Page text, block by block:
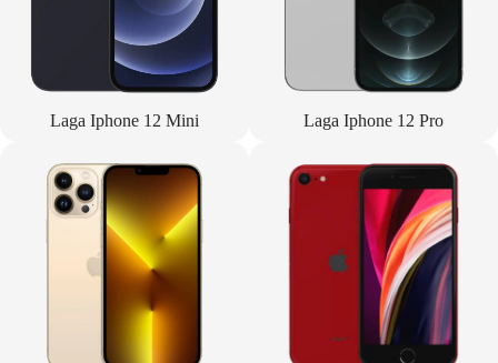
Laga Iphone 12 Mini Laga Iphone 12 Pro